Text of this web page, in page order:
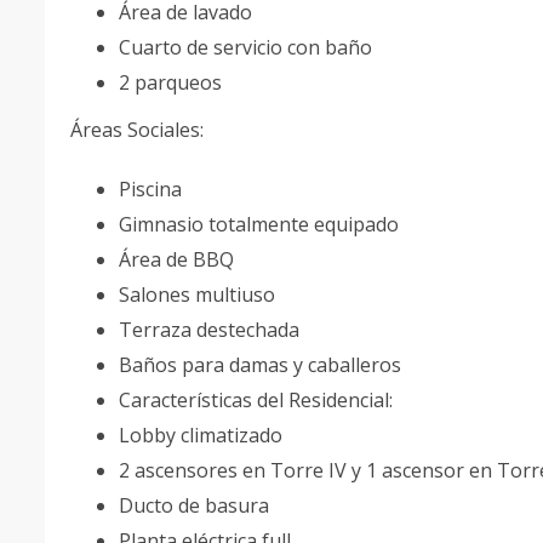
Área de lavado
Cuarto de servicio con baño
2 parqueos
Áreas Sociales:
Piscina
Gimnasio totalmente equipado
Área de BBQ
Salones multiuso
Terraza destechada
Baños para damas y caballeros
Características del Residencial:
Lobby climatizado
2 ascensores en Torre IV y 1 ascensor en
Ducto de basura